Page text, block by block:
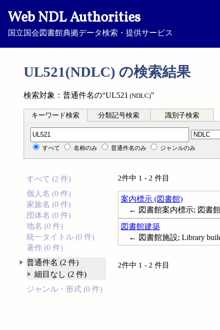
Web NDL Authorities
国立国会図書館典拠データ検索・提供サービス
UL521(NDLC) の検索結果
検索対象：普通件名の“UL521 (NDLC)”
キーワード検索 分類記号検索 識別子検索
分類記号検索
すべて 名称のみ 普通件名のみ ジャンルのみ
すべて (2 件)
個人名 (0 件)
家族名 (0 件)
団体名 (0 件)
地名 (0 件)
統一タイトル (0 件)
著作 (0 件)
普通件名 (2 件)
細目なし (2 件)
ジャンル・形式 (0 件)
2件中 1 - 2 件目
案内標示 (図書館)
← 図書館案内標示; 図書
図書館建築
← 図書館施設; Library
2件中 1 - 2 件目